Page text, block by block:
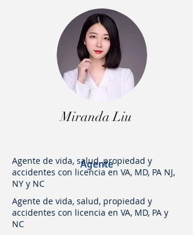
Miranda Liu
Agente
Agente de vida, salud, propiedad y
accidentes con licencia en VA, MD, PA NJ,
NY y NC
Agente de vida, salud, propiedad y
accidentes con licencia en VA, MD, PA y
NC